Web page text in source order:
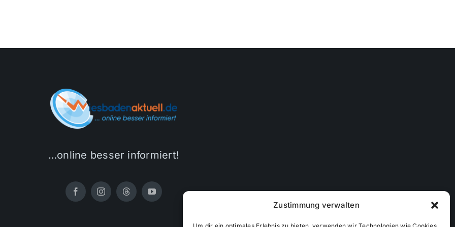
Zustimmung verwalten
…online besser informiert!